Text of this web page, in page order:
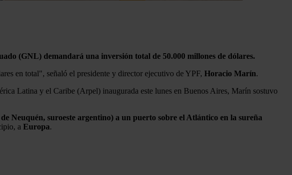
(GNL) demandará una inversión total de 50.000 millones de dólares.
en total", señaló el presidente y director ejecutivo de YPF, Horacio Marín.
Latina y el Caribe (Arpel) inaugurada este lunes en Buenos Aires, Marín sostuvo
Neuquén, suroeste argentino) a un puerto sobre el Atlántico en la sureña
a Europa.